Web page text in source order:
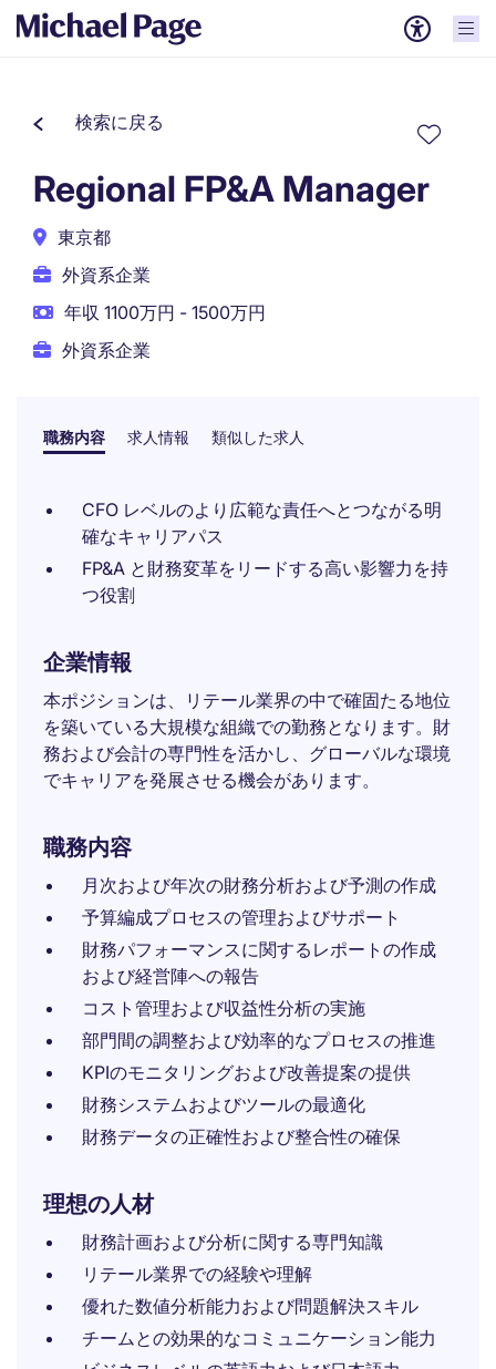
検索に戻る
Regional FP&A Manager
東京都
外資系企業
年収 1100万円 - 1500万円
外資系企業
職務内容 求人情報 類似した求人
CFO レベルのより広範な責任へとつながる明
確なキャリアパス
FP&A と財務変革をリードする高い影響力を持
つ役割
企業情報
本ポジションは、リテール業界の中で確固たる地位
を築いている大規模な組織での勤務となります。財
務および会計の専門性を活かし、グローバルな環境
でキャリアを発展させる機会があります。
職務内容
月次および年次の財務分析および予測の作成
予算編成プロセスの管理およびサポート
財務パフォーマンスに関するレポートの作成
および経営陣への報告
コスト管理および収益性分析の実施
部門間の調整および効率的なプロセスの推進
KPIのモニタリングおよび改善提案の提供
財務システムおよびツールの最適化
財務データの正確性および整合性の確保
理想の人材
財務計画および分析に関する専門知識
リテール業界での経験や理解
優れた数値分析能力および問題解決スキル
チームとの効果的なコミュニケーション能力